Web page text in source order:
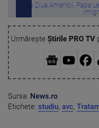
De Ziua Americii, Papa
Urmărește Știrile PRO TV
Sursa: News.ro
Etichete: studiu, avc,